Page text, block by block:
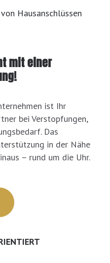
Hausanschlüssen
mit einer
ist Ihr
bei Verstopfungen,
Das
in der Nähe
– rund um die Uhr.